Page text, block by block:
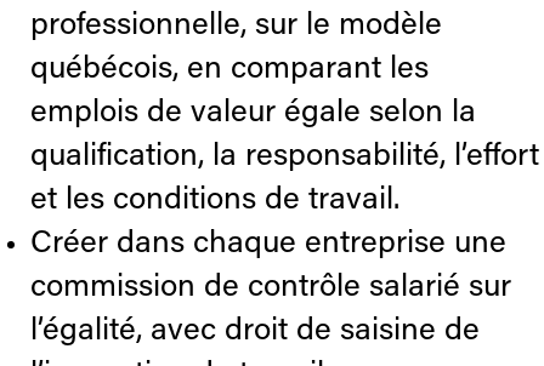
professionnelle, sur le modèle
québécois, en comparant les
emplois de valeur égale selon la
qualification, la responsabilité, l’effort
et les conditions de travail.
Créer dans chaque entreprise une
commission de contrôle salarié sur
l’égalité, avec droit de saisine de